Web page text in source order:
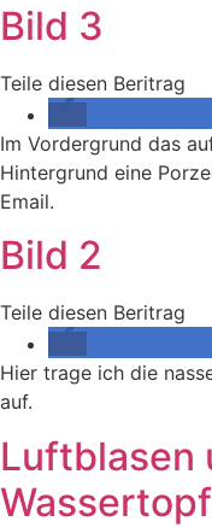
Bild 3
Teile diesen Beritrag
Im Vordergrund das
Hintergrund eine
Email.
Bild 2
Teile diesen Beritrag
Hier trage ich die
auf.
Luftblasen